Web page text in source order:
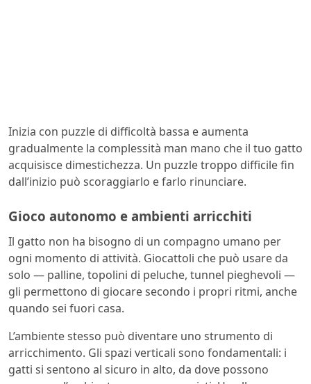
Inizia con puzzle di difficoltà bassa e aumenta
gradualmente la complessità man mano che il tuo gatto
acquisisce dimestichezza. Un puzzle troppo difficile fin
dall’inizio può scoraggiarlo e farlo rinunciare.
Gioco autonomo e ambienti arricchiti
Il gatto non ha bisogno di un compagno umano per
ogni momento di attività. Giocattoli che può usare da
solo — palline, topolini di peluche, tunnel pieghevoli —
gli permettono di giocare secondo i propri ritmi, anche
quando sei fuori casa.
L’ambiente stesso può diventare uno strumento di
arricchimento. Gli spazi verticali sono fondamentali: i
gatti si sentono al sicuro in alto, da dove possono